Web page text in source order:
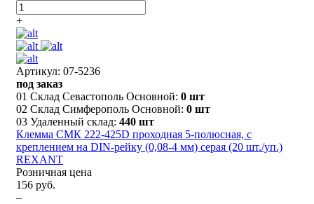
+
Артикул: 07-5236
под заказ
01 Склад Севастополь Основной: 0 шт
02 Склад Симферополь Основной: 0 шт
03 Удаленный склад: 440 шт
Клемма СМК 222-425D проходная 5-полюсная, с
креплением на DIN-рейку (0,08-4 мм) серая (20 шт./уп.)
REXANT
Розничная цена
156 руб.
–